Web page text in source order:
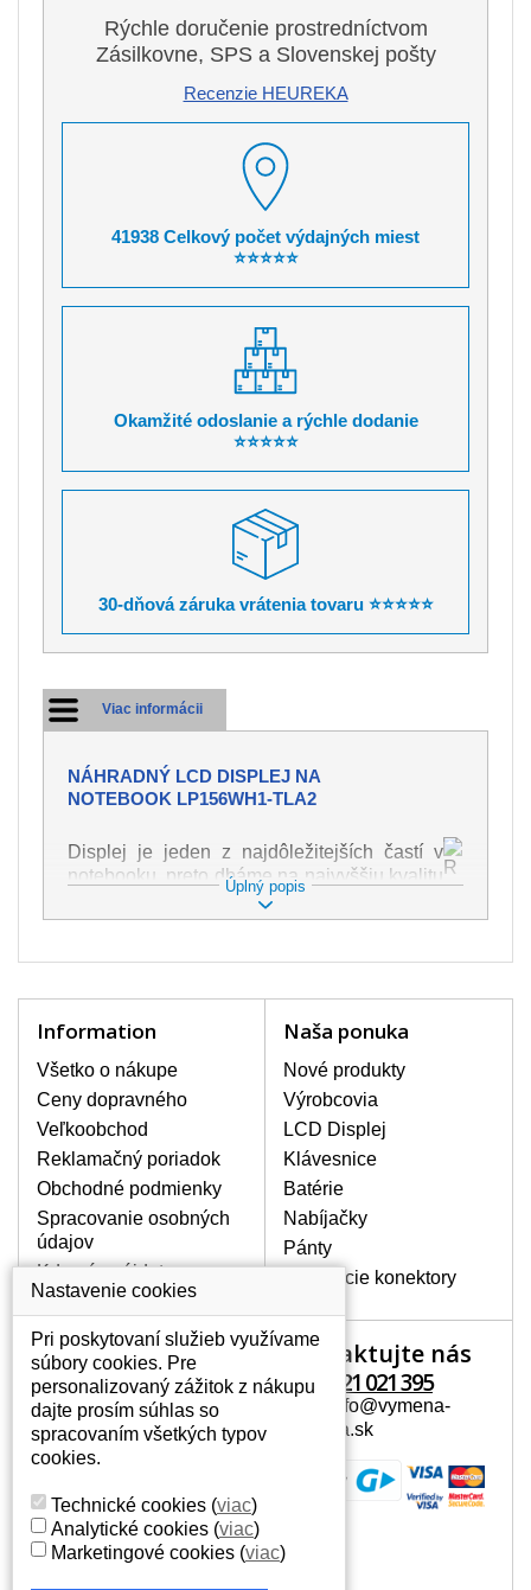
Rýchle doručenie prostredníctvom
Zásilkovne, SPS a Slovenskej pošty
Recenzie HEUREKA
41938 Celkový počet výdajných miest
⭐⭐⭐⭐⭐
Okamžité odoslanie a rýchle dodanie
⭐⭐⭐⭐⭐
30-dňová záruka vrátenia tovaru ⭐⭐⭐⭐⭐
Viac informácii
NÁHRADNÝ LCD DISPLEJ NA
NOTEBOOK LP156WH1-TLA2
Displej je jeden z najdôležitejších častí v
notebooku, preto dbáme na najvyššiu kvalitu
tohto náhradného dielu. Slúži k
zobrazovaniu textu či obrazu v rôznej
najväčšou opatrnosťou. Medzi najčastejšie
poškodenie napr. prasklinu alebo
poškrábanie. Ďalej zvislé pruhy, nesvietiaci
displej, preblikávanie alebo nerovnomerný
jas.
LCD DISPLEJE NAJVYŠŠEJ
KVALITY !
Skladom držíme len originálne displeje, ktoré
spĺňajú vysokú kvalitu triedy A+ bez chybných
pixelov a to po celú dobu záruky.
AKO ZISTÍTE AKÝ POTREBUJETE
DISPLEJ PRE SVOJ NOTEBOOK?
Displej je možné dohľadať podľa modelu
notebooku, ktorý je uvedený na spodnej
strane notebooku na štítku alebo pod
batériou. Býva tiež znázornený na
rámčeku alebo pri klávesnici. V prípade,
že máte displej demontovaný, dohľadáte
to vďaka modelovému označeniu z
displeja, ktoré sa nachádza na štítku pri
EAN kóde.
Úplný popis
Information
Všetko o nákupe
Ceny dopravného
Veľkoobchod
Reklamačný poriadok
Obchodné podmienky
Spracovanie osobných
údajov
Kde nás nájdete
Naša ponuka
Nové produkty
Výrobcovia
LCD Displej
Klávesnice
Batérie
Nabíjačky
Pánty
Napájacie konektory
Váš účet
Váš účet
Osobné informácie
Adresy
Kontaktujte nás
+421 221 021 395
Mail: info@vymena-
displeja.sk
Nastavenie cookies
Pri poskytovaní služieb využívame
súbory cookies. Pre
personalizovaný zážitok z nákupu
dajte prosím súhlas so
spracovaním všetkých typov
cookies.
Technické cookies (viac)
Analytické cookies (viac)
Marketingové cookies (viac)